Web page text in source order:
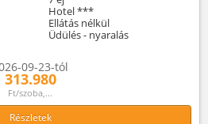
Hotel ***
Ellátás nélkül
Üdülés - nyaralás
09-23-tól
313.980
Ft/szoba,...
Részletek